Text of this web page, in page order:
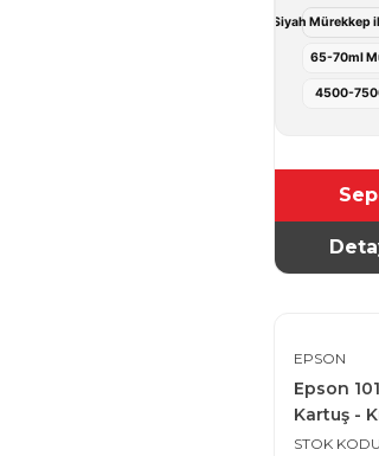
Epson 103 Siyah
65-70ml
4500-
EPSON
Epson
Kartuş -
STOK KODU